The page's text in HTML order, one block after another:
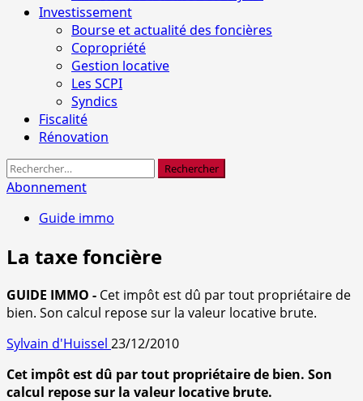
Investissement
Bourse et actualité des foncières
Copropriété
Gestion locative
Les SCPI
Syndics
Fiscalité
Rénovation
Rechercher :
Abonnement
Guide immo
La taxe foncière
GUIDE IMMO - Cet impôt est dû par tout propriétaire de
bien. Son calcul repose sur la valeur locative brute.
Sylvain d'Huissel 23/12/2010
Cet impôt est dû par tout propriétaire de bien. Son
calcul repose sur la valeur locative brute.